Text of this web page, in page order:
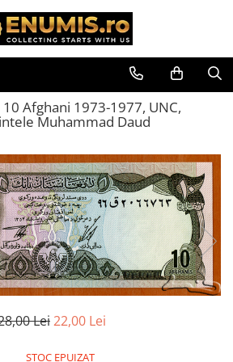
stocare
mănuși,
Afghani 1973-1977, UNC,
Muhammad Daud
Lei22,00 Lei
STOC EPUIZAT